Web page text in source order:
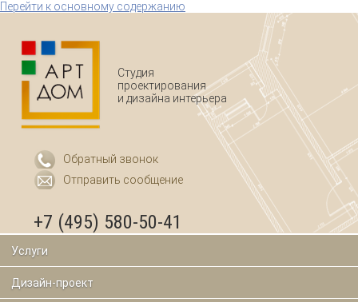
Перейти к основному содержанию
Студия
проектирования
и дизайна интерьера
Обратный звонок
Отправить сообщение
+7 (495) 580-50-41
Услуги
Дизайн-проект